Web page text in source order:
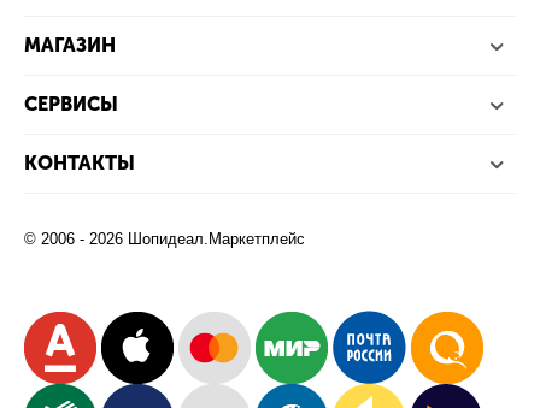
МАГАЗИН
СЕРВИСЫ
КОНТАКТЫ
© 2006 - 2026 Шопидеал.Маркетплейс